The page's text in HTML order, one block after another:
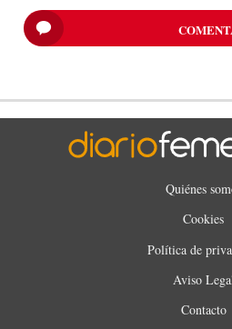
Quiénes
Cookies
Política de
Aviso
Contacto